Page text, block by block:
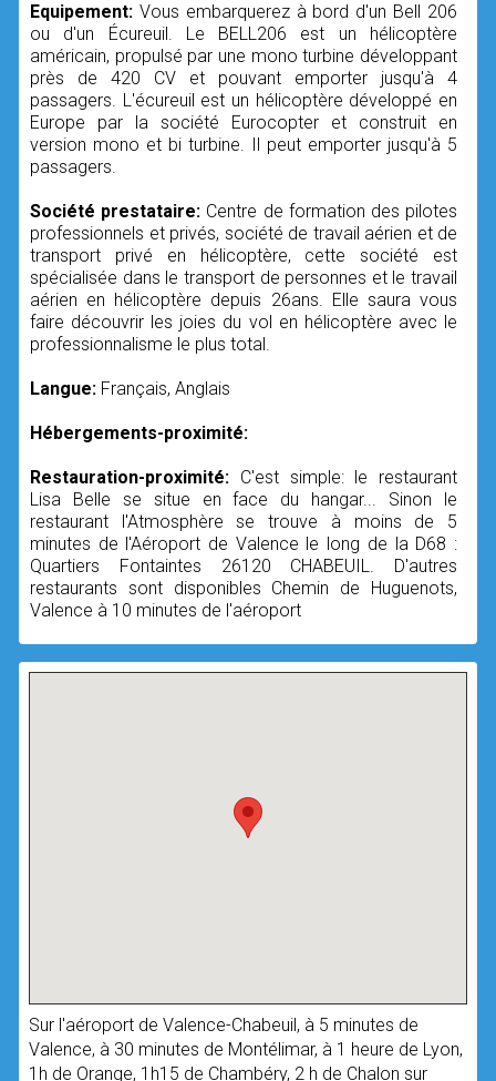
Equipement: Vous embarquerez à bord d'un Bell 206
ou d'un Écureuil. Le BELL206 est un hélicoptère
américain, propulsé par une mono turbine développant
près de 420 CV et pouvant emporter jusqu'à 4
passagers. L'écureuil est un hélicoptère développé en
Europe par la société Eurocopter et construit en
version mono et bi turbine. Il peut emporter jusqu'à 5
passagers.
Société prestataire: Centre de formation des pilotes
professionnels et privés, société de travail aérien et de
transport privé en hélicoptère, cette société est
spécialisée dans le transport de personnes et le travail
aérien en hélicoptère depuis 26ans. Elle saura vous
faire découvrir les joies du vol en hélicoptère avec le
professionnalisme le plus total.
Langue: Français, Anglais
Hébergements-proximité:
Restauration-proximité: C'est simple: le restaurant
Lisa Belle se situe en face du hangar... Sinon le
restaurant l'Atmosphère se trouve à moins de 5
minutes de l'Aéroport de Valence le long de la D68 :
Quartiers Fontaintes 26120 CHABEUIL. D'autres
restaurants sont disponibles Chemin de Huguenots,
Valence à 10 minutes de l'aéroport
Sur l'aéroport de Valence-Chabeuil, à 5 minutes de
Valence, à 30 minutes de Montélimar, à 1 heure de Lyon,
1h de Orange, 1h15 de Chambéry, 2 h de Chalon sur